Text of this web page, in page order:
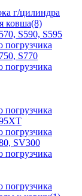
г/цилиндра
ковша(8)
S590, S595
погрузчика
S770
погрузчика
погрузчика
погрузчика
SV300
погрузчика
погрузчика